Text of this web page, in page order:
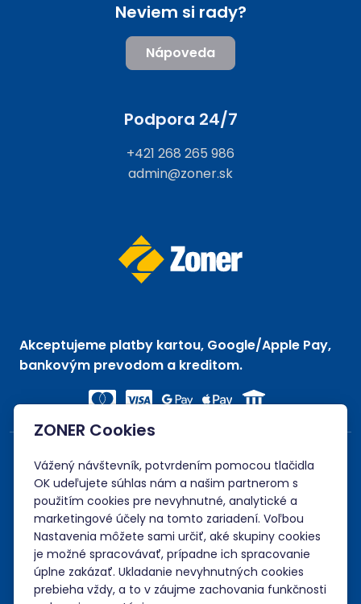
Neviem si rady?
Nápoveda
Podpora 24/7
+421 268 265 986
admin@zoner.sk
Akceptujeme platby kartou, Google/Apple Pay,
bankovým prevodom a kreditom.
ZONER Cookies
Vážený návštevník, potvrdením pomocou tlačidla
OK udeľujete súhlas nám a našim partnerom s
použitím cookies pre nevyhnutné, analytické a
marketingové účely na tomto zariadení. Voľbou
Nastavenia môžete sami určiť, aké skupiny cookies
je možné spracovávať, prípadne ich spracovanie
úplne zakázať. Ukladanie nevyhnutných cookies
prebieha vždy, a to v záujme zachovania funkčnosti